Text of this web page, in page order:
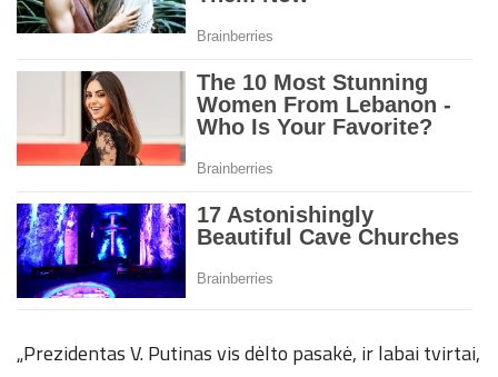
„Prezidentas V. Putinas vis dėlto pasakė, ir labai tvirtai,